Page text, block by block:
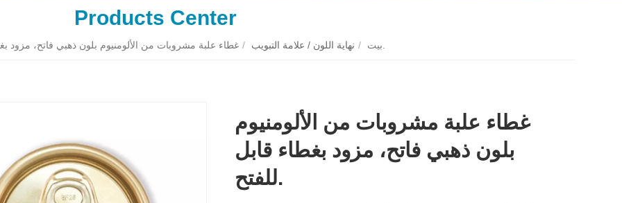
Products Center
بيت / نهاية اللون / علامة التبويب /
غطاء علبة مشروبات من الألومنيوم
بلون ذهبي فاتح، مزود بغطاء قابل
للفتح.